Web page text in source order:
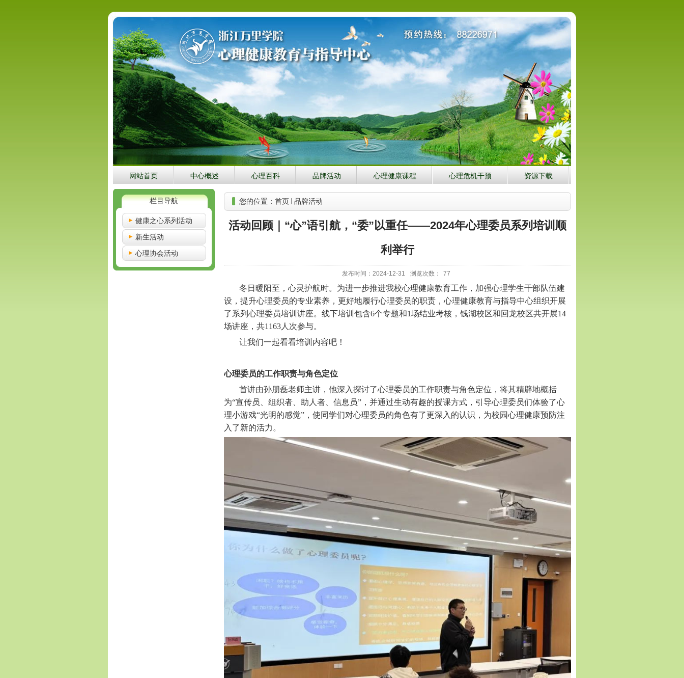
网站首页 中心概述 心理百科 品牌活动 心理健康课程 心理危机干预 资源下载
栏目导航
健康之心系列活动
新生活动
心理协会活动
您的位置： 首页 品牌活动
活动回顾｜“心”语引航，“委”以重任——2024年心理委员系列培训顺
利举行
发布时间：2024-12-31 浏览次数： 77
冬日暖阳至，心灵护航时。为进一步推进我校心理健康教育工作，加强心理学生干部队伍建
设，提升心理委员的专业素养，更好地履行心理委员的职责，心理健康教育与指导中心组织开展
了系列心理委员培训讲座。线下培训包含6个专题和1场结业考核，钱湖校区和回龙校区共开展14
场讲座，共1163 人次参与。
让我们一起看看培训内容吧！
心理委员的工作职责与角色定位
首讲由孙朋磊老师主讲，他深入探讨了心理委员的工作职责与角色定位，将其精辟地概括
为“宣传员、组织者、助人者、信息员” ，并通过生动有趣的授课方式，引导心理委员们体验了心
理小游戏“光明的感觉” ，使同学们对心理委员的角色有了更深入的认识，为校园心理健康预防注
入了新的活力。